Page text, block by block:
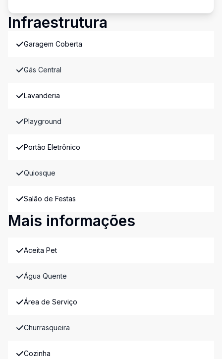
Infraestrutura
Garagem Coberta
Gás Central
Lavanderia
Playground
Portão Eletrônico
Quiosque
Salão de Festas
Mais informações
Aceita Pet
Água Quente
Área de Serviço
Churrasqueira
Cozinha